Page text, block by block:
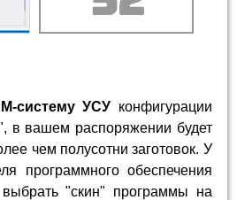
систему УСУ конфигурации
в вашем распоряжении будет
чем полусотни заготовок. У
программного обеспечения
выбрать "скин" программы на